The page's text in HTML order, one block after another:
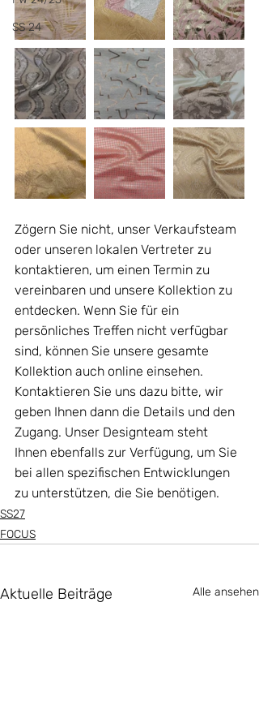
SS 24
Zögern Sie nicht, unser Verkaufsteam
oder unseren lokalen Vertreter zu
kontaktieren, um einen Termin zu
vereinbaren und unsere Kollektion zu
entdecken. Wenn Sie für ein
persönliches Treffen nicht verfügbar
sind, können Sie unsere gesamte
Kollektion auch online einsehen.
Kontaktieren Sie uns dazu bitte, wir
geben Ihnen dann die Details und den
Zugang. Unser Designteam steht
Ihnen ebenfalls zur Verfügung, um Sie
bei allen spezifischen Entwicklungen
zu unterstützen, die Sie benötigen.
SS27
FOCUS
Aktuelle Beiträge Alle ansehen